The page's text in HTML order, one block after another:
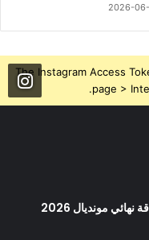
2026-
The Instagram Access
page >
مونديال 2026